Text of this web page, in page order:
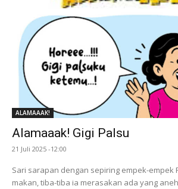
ALAMAAAK!
Alamaaak! Gigi Palsu
21 Juli 2025 -12:00
Sari sarapan dengan sepiring empek-empek
makan, tiba-tiba ia merasakan ada yang